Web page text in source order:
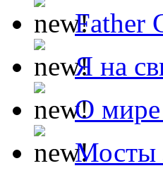
Father
Я на
О мире
Мосты